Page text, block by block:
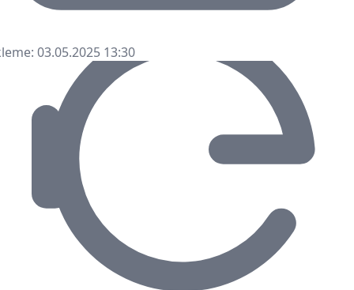
03.05.2025 13:30